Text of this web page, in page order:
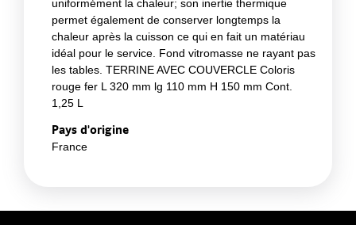
uniformément la chaleur; son inertie thermique
permet également de conserver longtemps la
chaleur après la cuisson ce qui en fait un matériau
idéal pour le service. Fond vitromasse ne rayant pas
les tables. TERRINE AVEC COUVERCLE Coloris
rouge fer L 320 mm lg 110 mm H 150 mm Cont.
1,25 L
Pays d'origine
France